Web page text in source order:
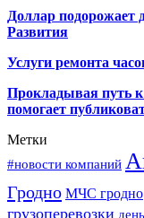
Доллар подорожает
Развития
Услуги ремонта
Прокладывая путь
помогает
Метки
#новости компаний
Гродно МЧС гродно
грузоперевозки